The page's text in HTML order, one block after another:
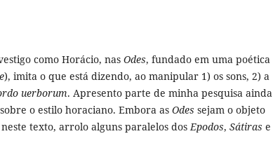
como Horácio, nas Odes, fundado em uma poética
), imita o que está dizendo, ao manipular 1) os sons, 2) a
uerborum. Apresento parte de minha pesquisa ainda
o estilo horaciano. Embora as Odes sejam o objeto
texto, arrolo alguns paralelos dosEpodos, Sátiras e